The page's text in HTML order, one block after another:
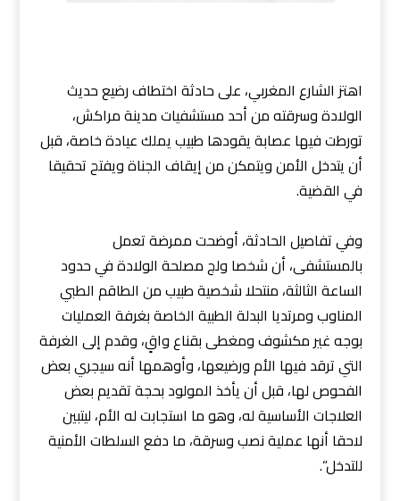
اهتز الشارع المغربي، على حادثة اختطاف رضيع حديث
الولادة وسرقته من أحد مستشفيات مدينة مراكش،
تورطت فيها عصابة يقودها طبيب يملك عيادة خاصة، قبل
أن يتدخل الأمن ويتمكن من إيقاف الجناة ويفتح تحقيقا
في القضية.
وفي تفاصيل الحادثة، أوضحت ممرضة تعمل
بالمستشفى، أن شخصا ولج مصلحة الولادة في حدود
الساعة الثالثة، منتحلا شخصية طبيب من الطاقم الطبي
المناوب ومرتديا البدلة الطبية الخاصة بغرفة العمليات
بوجه غير مكشوف ومغطى بقناع واقٍ، وقدم إلى الغرفة
التي ترقد فيها الأم ورضيعها، وأوهمها أنه سيجري بعض
الفحوص لها، قبل أن يأخذ المولود بحجة تقديم بعض
العلاجات الأساسية له، وهو ما استجابت له الأم، ليتبين
لاحقا أنها عملية نصب وسرقة، ما دفع السلطات الأمنية
للتدخل”.